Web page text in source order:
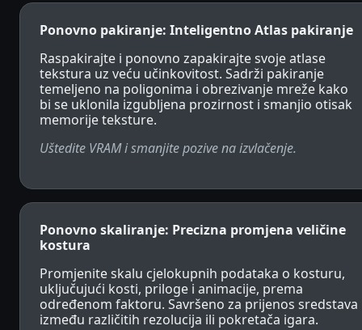
Ponovno pakiranje: Inteligentno Atlas pakiranje
Raspakirajte i ponovno zapakirajte svoje atlase
tekstura uz veću učinkovitost. Sadrži pakiranje
temeljeno na poligonima i obrezivanje mreže kako
bi se uklonila izgubljena prozirnost i smanjio otisak
memorije teksture.
Uštedite VRAM i smanjite pozive na izvlačenje.
Ponovno skaliranje: Precizna promjena veličine
kostura
Promjenite skalu cjelokupnih podataka o kosturu,
uključujući kosti, priloge i animacije, prema
određenom faktoru. Savršeno za prijenos sredstava
između različitih rezolucija ili pokretača igara.